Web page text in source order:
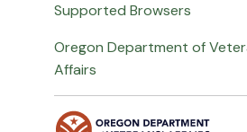
Supported Browsers
Oregon Department of
Affairs